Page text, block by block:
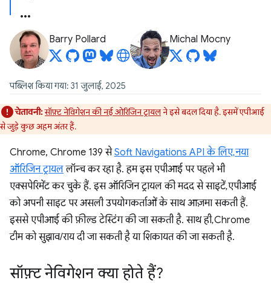
Barry Pollard Michal Mocny
पब्लिश किया गया: 31 जुलाई, 2025
चेतावनी:सॉफ़्ट नेविगेशन की नई ओरिजिन ट्रायलने इसे बदल दिया है. इसमें एपीआई
से जुड़े कुछ अहम अंतर हैं.
Chrome, Chrome 139 सेSoft Navigations API के लिए, नया
ऑरिजिन ट्रायललॉन्च कर रहा है. हम इस एपीआई पर पहले भी
एक्सपेरिमेंट कर चुके हैं. इस ऑरिजिन ट्रायल की मदद से साइटें, एपीआई
को अपनी साइट पर असली उपयोगकर्ताओं के साथ आज़मा सकती हैं.
इससे एपीआई की फ़ील्ड टेस्टिंग की जा सकती है. साथ ही, Chrome
टीम को सुझाव/राय दी जा सकती है या शिकायत की जा सकती है.
सॉफ़्ट नेविगेशन क्या होते हैं?